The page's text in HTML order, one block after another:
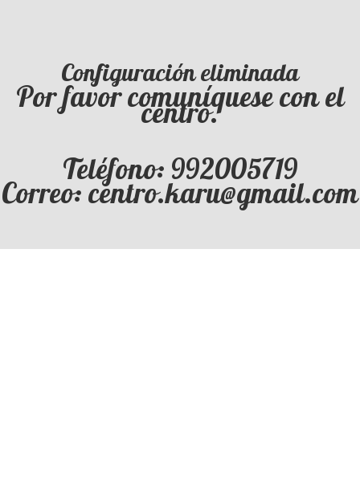
Configuración eliminada
Por favor comuníquese con el
centro.
Teléfono: 992005719
Correo: centro.karu@gmail.com